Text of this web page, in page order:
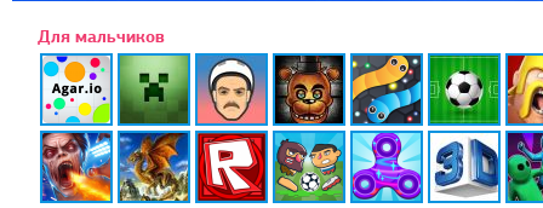
Для мальчиков